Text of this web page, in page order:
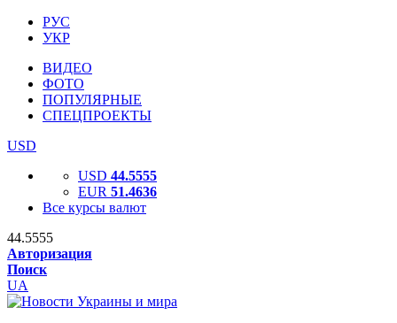
РУС
УКР
ВИДЕО
ФОТО
ПОПУЛЯРНЫЕ
СПЕЦПРОЕКТЫ
USD
USD 44.5555
EUR 51.4636
Все курсы валют
44.5555
Авторизация
Поиск
UA